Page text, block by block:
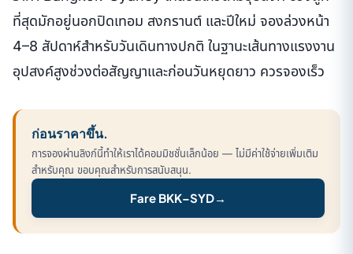
ที่สุดมักอยู่นอกปิดเทอม สงกรานต์ และปีใหม่ จองล่วงหน้า
4–8 สัปดาห์สำหรับวันเดินทางปกติ ในฐานะเส้นทางแรงงาน
อุปสงค์สูงช่วงต่อสัญญาและก่อนวันหยุดยาว ควรจองเร็ว
ก่อนราคาขึ้น.
การจองผ่านลิงก์นี้ทำให้เราได้คอมมิชชั่นเล็กน้อย — ไม่มีค่าใช้จ่ายเพิ่มเติม
สำหรับคุณ ขอบคุณสำหรับการสนับสนุน.
Fare BKK–SYD→